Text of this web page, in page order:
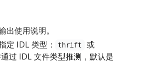
出使用说明。
定 IDL 类型： thrift 或
通过 IDL 文件类型推测，默认是